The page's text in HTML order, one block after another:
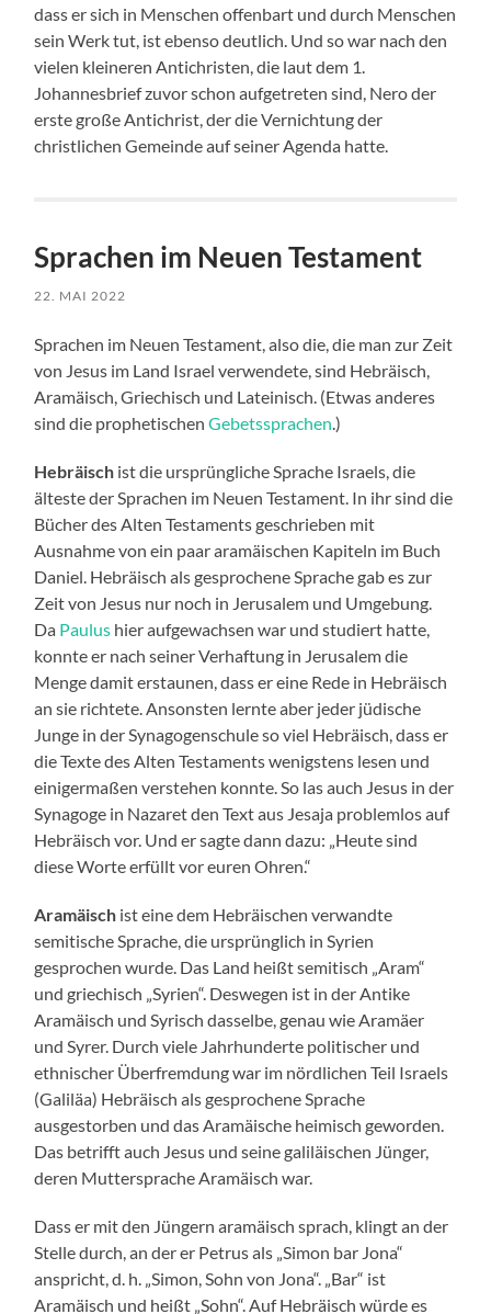
dass er sich in Menschen offenbart und durch Menschen
sein Werk tut, ist ebenso deutlich. Und so war nach den
vielen kleineren Antichristen, die laut dem 1.
Johannesbrief zuvor schon aufgetreten sind, Nero der
erste große Antichrist, der die Vernichtung der
christlichen Gemeinde auf seiner Agenda hatte.
Sprachen im Neuen Testament
22. MAI 2022
Sprachen im Neuen Testament, also die, die man zur Zeit
von Jesus im Land Israel verwendete, sind Hebräisch,
Aramäisch, Griechisch und Lateinisch. (Etwas anderes
sind die prophetischenGebetssprachen.)
Hebräisch ist die ursprüngliche Sprache Israels, die
älteste der Sprachen im Neuen Testament. In ihr sind die
Bücher des Alten Testaments geschrieben mit
Ausnahme von ein paar aramäischen Kapiteln im Buch
Daniel. Hebräisch als gesprochene Sprache gab es zur
Zeit von Jesus nur noch in Jerusalem und Umgebung.
Da Paulus hier aufgewachsen war und studiert hatte,
konnte er nach seiner Verhaftung in Jerusalem die
Menge damit erstaunen, dass er eine Rede in Hebräisch
an sie richtete. Ansonsten lernte aber jeder jüdische
Junge in der Synagogenschule so viel Hebräisch, dass er
die Texte des Alten Testaments wenigstens lesen und
einigermaßen verstehen konnte. So las auch Jesus in der
Synagoge in Nazaret den Text aus Jesaja problemlos auf
Hebräisch vor. Und er sagte dann dazu: „Heute sind
diese Worte erfüllt vor euren Ohren.“
Aramäisch ist eine dem Hebräischen verwandte
semitische Sprache, die ursprünglich in Syrien
gesprochen wurde. Das Land heißt semitisch „Aram“
und griechisch „Syrien“. Deswegen ist in der Antike
Aramäisch und Syrisch dasselbe, genau wie Aramäer
und Syrer. Durch viele Jahrhunderte politischer und
ethnischer Überfremdung war im nördlichen Teil Israels
(Galiläa) Hebräisch als gesprochene Sprache
ausgestorben und das Aramäische heimisch geworden.
Das betrifft auch Jesus und seine galiläischen Jünger,
deren Muttersprache Aramäisch war.
Dass er mit den Jüngern aramäisch sprach, klingt an der
Stelle durch, an der er Petrus als „Simon bar Jona“
anspricht, d. h. „Simon, Sohn von Jona“. „Bar“ ist
Aramäisch und heißt „Sohn“. Auf Hebräisch würde es